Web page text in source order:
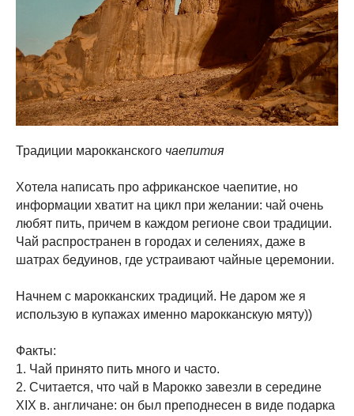
Традиции марокканского чаепития
Хотела написать про африканское чаепитие, но
информации хватит на цикл при желании: чай очень
любят пить, причем в каждом регионе свои традиции.
Чай распространен в городах и селениях, даже в
шатрах бедуинов, где устраивают чайные церемонии.
Начнем с марокканских традиций. Не даром же я
использую в купажах именно марокканскую мяту))
Факты:
1. Чай принято пить много и часто.
2. Считается, что чай в Марокко завезли в середине
XIX в. англичане: он был преподнесен в виде подарка